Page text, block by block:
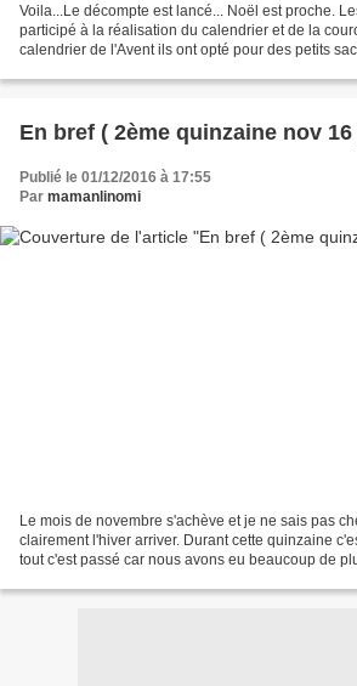
Voila...Le décompte est lancé... Noël est proche.
participé à la réalisation du calendrier et de la
calendrier de l'Avent ils ont opté pour des petits
En bref ( 2ème quinzaine nov 16
Publié le 01/12/2016 à 17:55
Par mamanlinomi
Le mois de novembre s'achève et je ne sais pas
clairement l'hiver arriver. Durant cette quinzaine
tout c'est passé car nous avons eu beaucoup de